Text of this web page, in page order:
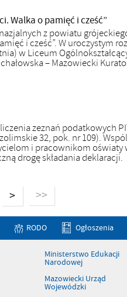
Walka o pamięć i cześć”
z powiatu
i cześć”. W uroczystym
w Liceum
– Mazowiecki
zeznań podatkowych
32, pok. nr 109).
i pracownikom oświaty
drogę składania deklaracji.
> >>
RODO Ogłoszenia
Ministerstwo Edukacji
Narodowej
Mazowiecki Urząd
Wojewódzki